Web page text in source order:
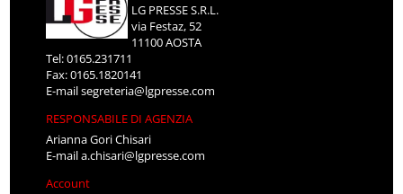
LG PRESSE S.R.L.
via Festaz, 52
11100 AOSTA
Tel: 0165.231711
Fax: 0165.1820141
E-mailsegreteria@lgpresse.com
RESPONSABILE DI AGENZIA
Arianna Gori Chisari
E-maila.chisari@lgpresse.com
Account